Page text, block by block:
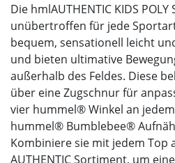
Die hmlAUTHENTIC KIDS POLY
unübertroffen für jede
bequem, sensationell leicht
und bieten ultimative
außerhalb des Feldes. Diese
über eine Zugschnur für
vier hummel® Winkel an
hummel® Bumblebee®
Kombiniere sie mit jedem Top
AUTHENTIC Sortiment, um